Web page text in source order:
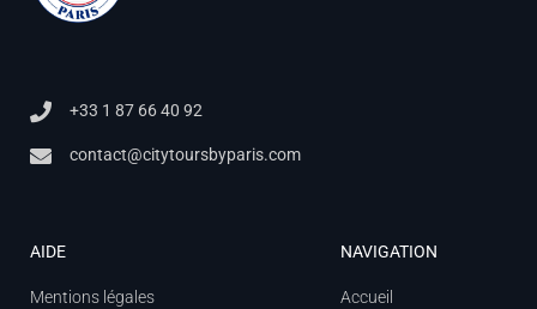
+33 1 87 66 40 92
contact@citytoursbyparis.com
AIDE
Mentions légales
NAVIGATION
Accueil